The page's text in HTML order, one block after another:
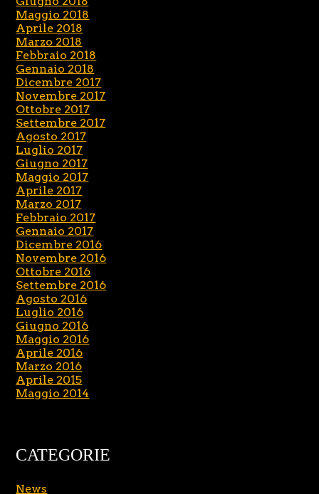
Maggio 2018
Aprile 2018
Marzo 2018
Febbraio 2018
Gennaio 2018
Dicembre 2017
Novembre 2017
Ottobre 2017
Settembre 2017
Agosto 2017
Luglio 2017
Giugno 2017
Maggio 2017
Aprile 2017
Marzo 2017
Febbraio 2017
Gennaio 2017
Dicembre 2016
Novembre 2016
Ottobre 2016
Settembre 2016
Agosto 2016
Luglio 2016
Giugno 2016
Maggio 2016
Aprile 2016
Marzo 2016
Aprile 2015
Maggio 2014
CATEGORIE
News